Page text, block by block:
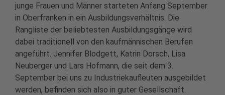
junge Frauen und Männer starteten Anfang September
in Oberfranken in ein Ausbildungsverhältnis. Die
Rangliste der beliebtesten Ausbildungsgänge wird
dabei traditionell von den kaufmännischen Berufen
angeführt. Jennifer Blodgett, Katrin Dorsch, Lisa
Neuberger und Lars Hofmann, die seit dem 3.
September bei uns zu Industriekaufleuten ausgebildet
werden, befinden sich also in guter Gesellschaft.